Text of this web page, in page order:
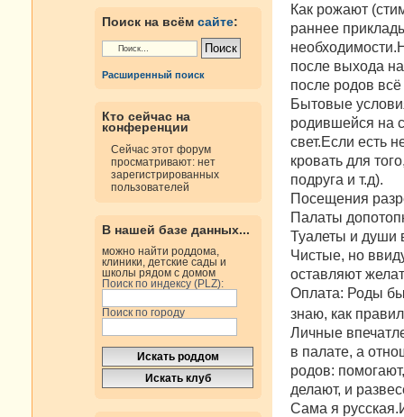
Поиск на всём сайте:
Расширенный поиск
Кто сейчас на
конференции
Сейчас этот форум
просматривают: нет
зарегистрированных
пользователей
В нашей базе данных...
можно найти роддома,
клиники, детские сады и
школы рядом с домом
Поиск по индексу (PLZ):
Поиск по городу
Как рожают
раннее
после выхода
после родов
Бытовые
родившейся на
свет.Если есть
кровать для
подруга и т.д).
Посещения
Палаты
Туалеты и души
Чистые, но
оставляют
Оплата: Роды
знаю, как
Личные
в палате, а
родов:
делают, и
Сама я